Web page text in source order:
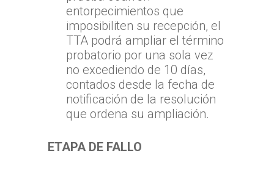
entorpecimientos que
imposibiliten su recepción, el
TTA podrá ampliar el término
probatorio por una sola vez
no excediendo de 10 días,
contados desde la fecha de
notificación de la resolución
que ordena su ampliación.
ETAPA DE FALLO